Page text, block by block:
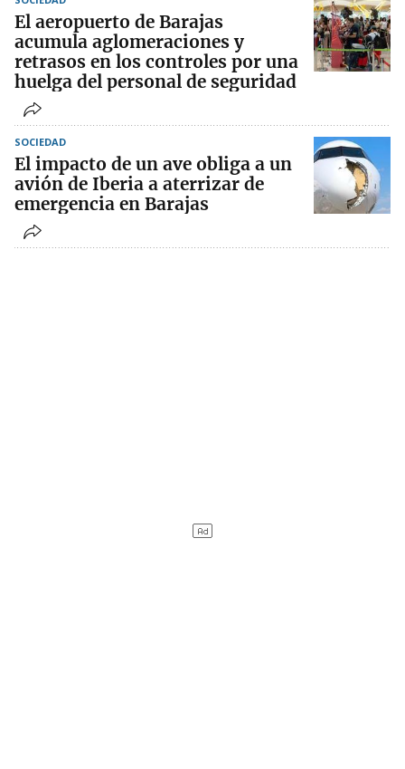
El aeropuerto de Barajas
acumula aglomeraciones y
retrasos en los controles por una
huelga del personal de seguridad
SOCIEDAD
El impacto de un ave obliga a un
avión de Iberia a aterrizar de
emergencia en Barajas